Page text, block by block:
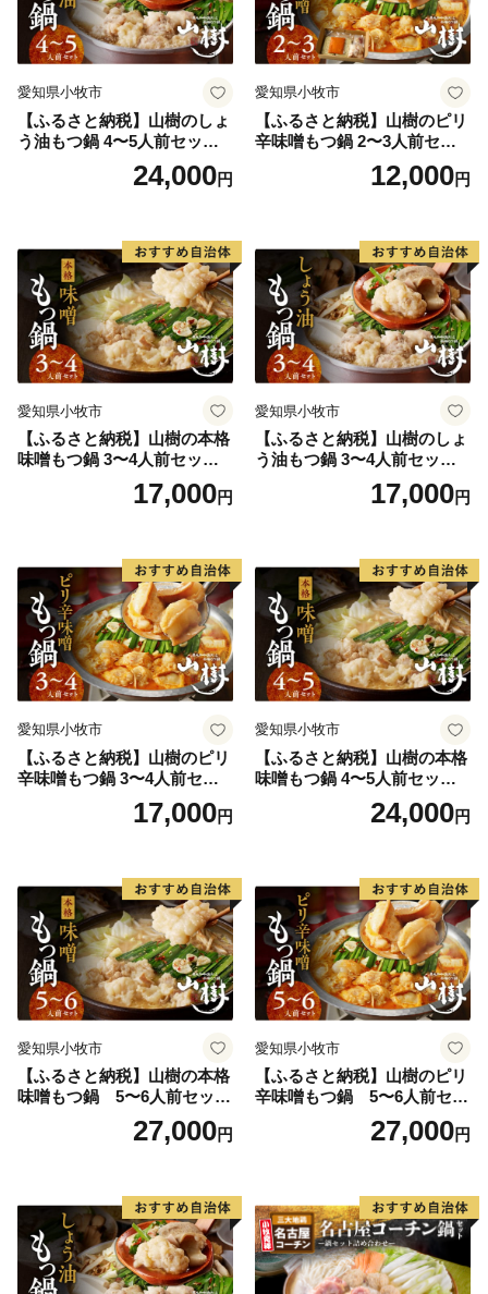
愛知県小牧市
【ふるさと納税】山樹のしょ
う油もつ鍋 4〜5人前セット
山樹 国産 牛もつ ホルモン モ
ツ オンライン飲み会 ホーム
間
24,000円
愛知県小牧市
【ふるさと納税】山樹のピリ
辛味噌もつ鍋 2〜3人前セッ
ト 山樹 国産 牛もつ ホルモン
モツ オンライン飲み会 ホー
時間
12,000円
愛知県小牧市
【ふるさと納税】山樹の本格
味噌もつ鍋 3〜4人前セット
山樹 国産 牛もつ ホルモン モ
ツ オンライン飲み会 ホーム
間
17,000円
愛知県小牧市
【ふるさと納税】山樹のしょ
う油もつ鍋 3〜4人前セット
山樹 国産 牛もつ ホルモン モ
ツ オンライン飲み会 ホーム
間
17,000円
愛知県小牧市
【ふるさと納税】山樹のピリ
辛味噌もつ鍋 3〜4人前セッ
ト 山樹 国産 牛もつ ホルモン
モツ オンライン飲み会 ホー
時間
17,000円
愛知県小牧市
【ふるさと納税】山樹の本格
味噌もつ鍋 4〜5人前セット
山樹 国産 牛もつ ホルモン モ
ツ オンライン飲み会 ホーム
間
24,000円
愛知県小牧市
【ふるさと納税】山樹の本格
味噌もつ鍋 5〜6人前セット
山樹 国産 牛もつ ホルモン モ
ツ オンライン飲み会 ホーム
間
27,000円
愛知県小牧市
【ふるさと納税】山樹のピリ
辛味噌もつ鍋 5〜6人前セッ
ト 山樹 国産 牛もつ ホルモン
モツ オンライン飲み会 ホー
時間
27,000円